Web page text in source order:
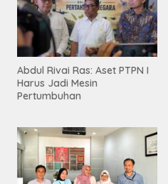
Abdul Rivai Ras: Aset PTPN I
Harus Jadi Mesin
Pertumbuhan